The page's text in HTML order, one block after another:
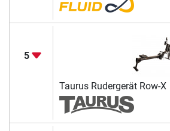
5
Taurus Rudergerät Row-X